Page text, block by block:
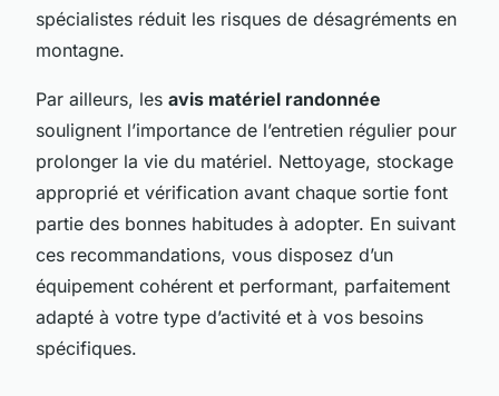
spécialistes réduit les risques de désagréments en
montagne.
Par ailleurs, les avis matériel randonnée
soulignent l’importance de l’entretien régulier pour
prolonger la vie du matériel. Nettoyage, stockage
approprié et vérification avant chaque sortie font
partie des bonnes habitudes à adopter. En suivant
ces recommandations, vous disposez d’un
équipement cohérent et performant, parfaitement
adapté à votre type d’activité et à vos besoins
spécifiques.